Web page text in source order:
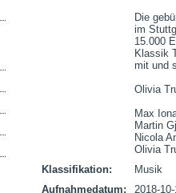
Die
im
15.000
Klassik
mit und
Olivia
Max
Martin
Nicola
Olivia
Klassifikation:
Musik
Aufnahmedatum:
2018-